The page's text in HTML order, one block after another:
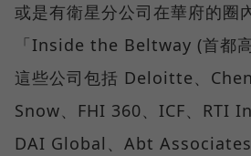
或是有衛星分公司在華府的圈
「Inside the Beltway (首都高
這些公司包括 Deloitte、
Snow、FHI 360、ICF、RTI
DAI Global、Abt Associates